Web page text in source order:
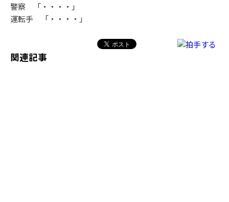
警察 「・・・・」
運転手 「・・・・」
関連記事